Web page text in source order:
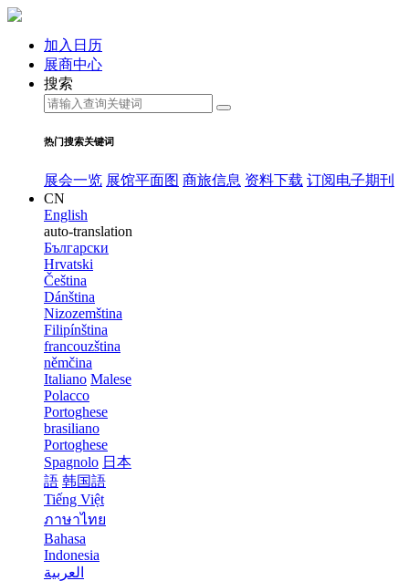
加入日历
展商中心
搜索
热门搜索关键词
展会一览 展馆平面图 商旅信息 资料下载 订阅电子期刊
CN
English
auto-translation
Български
Hrvatski
Čeština
Dánština
Nizozemština
Filipínština
francouzština
němčina
Italiano Malese
Polacco
Portoghese
brasiliano
Portoghese
Spagnolo 日本
語 韩国語
Tiếng Việt
ภาษาไทย
Bahasa
Indonesia
العربية